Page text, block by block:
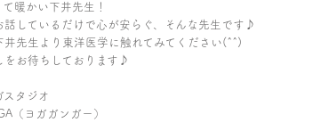
て暖かい下井先生！
話しているだけで心が安らぐ、そんな先生です♪
井先生より東洋医学に触れてみてください(^^)
をお待ちしております♪
スタジオ
（ヨガガンガー）